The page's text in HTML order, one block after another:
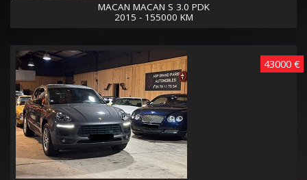
MACAN MACAN S 3.0 PDK
2015 - 155000 KM
43000 €